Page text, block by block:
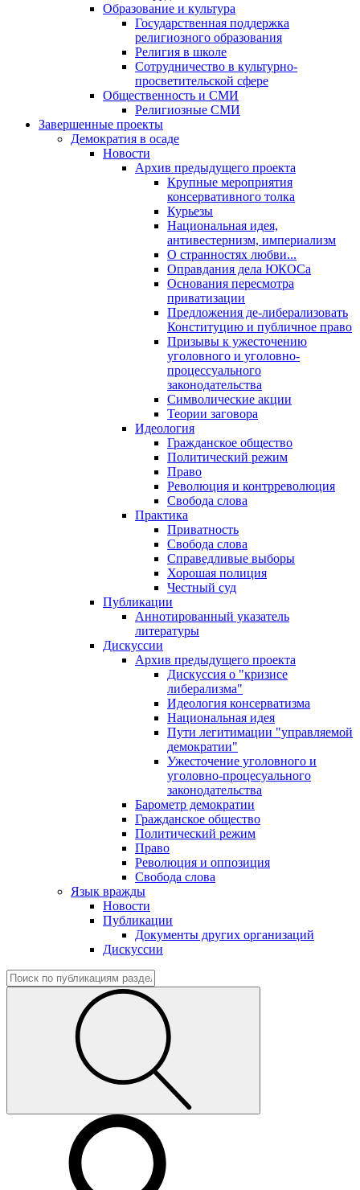
Образование и культура
Государственная поддержка
религиозного образования
Религия в школе
Сотрудничество в культурно-
просветительской сфере
Общественность и СМИ
Религиозные СМИ
Завершенные проекты
Демократия в осаде
Новости
Архив предыдущего проекта
Крупные мероприятия
консервативного толка
Курьезы
Национальная идея,
антивестернизм, империализм
О странностях любви...
Оправдания дела ЮКОСа
Основания пересмотра
приватизации
Предложения де-либерализовать
Конституцию и публичное право
Призывы к ужесточению
уголовного и уголовно-
процессуального
законодательства
Символические акции
Теории заговора
Идеология
Гражданское общество
Политический режим
Право
Революция и контрреволюция
Свобода слова
Практика
Приватность
Свобода слова
Справедливые выборы
Хорошая полиция
Честный суд
Публикации
Аннотированный указатель
литературы
Дискуссии
Архив предыдущего проекта
Дискуссия о "кризисе
либерализма"
Идеология консерватизма
Национальная идея
Пути легитимации "управляемой
демократии"
Ужесточение уголовного и
уголовно-процесуального
законодательства
Барометр демократии
Гражданское общество
Политический режим
Право
Революция и оппозиция
Свобода слова
Язык вражды
Новости
Публикации
Документы других организаций
Дискуссии